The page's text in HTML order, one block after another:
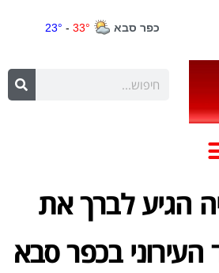
הגיע לברך את
העירוני בכפר סבא